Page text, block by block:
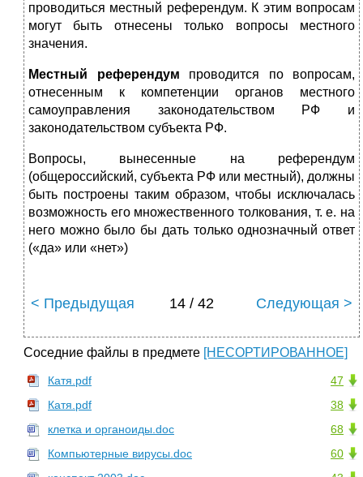
проводиться местный референдум. К этим вопросам
могут быть отнесены только вопросы местного
значения.
Местный референдум проводится по вопросам,
отнесенным к компетенции органов местного
самоуправления законодательством РФ и
законодательством субъекта РФ.
Вопросы, вынесенные на референдум
(общероссийский, субъекта РФ или местный), должны
быть построены таким образом, чтобы исключалась
возможность его множественного толкования, т. е. на
него можно было бы дать только однозначный ответ
(«да» или «нет»)
< Предыдущая 14 / 42 Следующая >
Соседние файлы в предмете [НЕСОРТИРОВАННОЕ]
47
Катя.pdf
38
Катя.pdf
68
клетка и органоиды.doc
60
Компьютерные вирусы.doc